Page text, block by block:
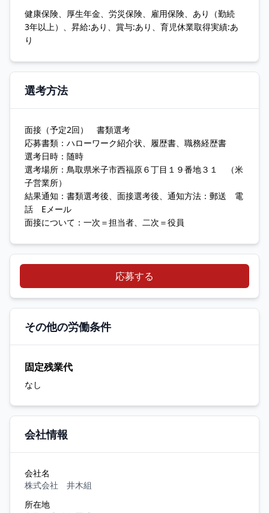
健康保険、厚生年金、労災保険、雇用保険、あり（勤続
3年以上）、昇給:あり、賞与:あり、育児休業取得実績:あ
り
選考方法
面接（予定2回） 書類選考
応募書類：ハローワーク紹介状、履歴書、職務経歴書
選考日時：随時
選考場所：鳥取県米子市西福原６丁目１９番地３１ （米
子営業所）
結果通知：書類選考後、面接選考後、通知方法：郵送 電
話 Eメール
面接について：一次＝担当者、二次＝役員
応募する
その他の労働条件
固定残業代
なし
会社情報
会社名
株式会社 井木組
所在地